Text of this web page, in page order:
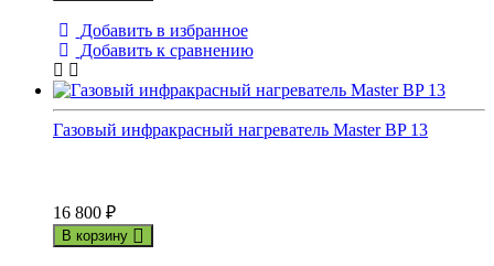
Добавить в избранное
Добавить к сравнению
Газовый инфракрасный нагреватель Master BP 13
16 800 ₽
В корзину